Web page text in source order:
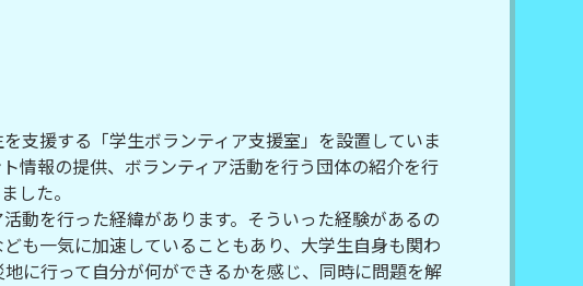
支援する「学生ボランティア支援室」を設置していま
情報の提供、ボランティア活動を行う団体の紹介を行
した。
動を行った経緯があります。そういった経験があるの
も一気に加速していることもあり、大学生自身も関わ
に行って自分が何ができるかを感じ、同時に問題を解